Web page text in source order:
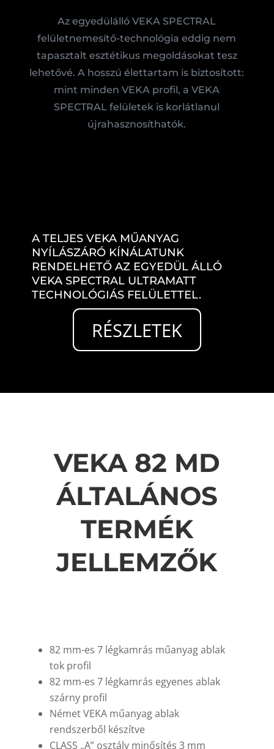
Az egyedülálló VEKA SPECTRAL
felületnemesítő-technológia eddig nem
tapasztalt esztétikus megoldásokat tesz
lehetővé. A hosszú élettartam is biztosított:
mint minden VEKA profil, a VEKA
SPECTRAL felületek is korlátlanul
újrahasznosíthatók.
A TELJES VEKA MŰANYAG
NYÍLÁSZÁRÓ KÍNÁLATUNK
RENDELHETŐ AZ EGYEDÜL ÁLLÓ
VEKA SPECTRAL ULTRAMATT
TECHNOLÓGIÁS FELÜLETTEL.
RÉSZLETEK
VEKA 82 MD
ÁLTALÁNOS
TERMÉK
JELLEMZŐK
82 mm-es 7 légkamrás műanyag ablak
tok profil
82 mm-es 7 légkamrás egyenes ablak
szárny profil
Német VEKA műanyag ablak
rendszerből készítve
CLASS „A” osztály minősítés 3 mm